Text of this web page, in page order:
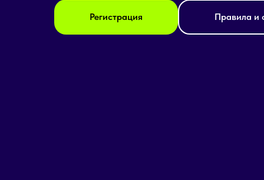
Регистрация Правила и